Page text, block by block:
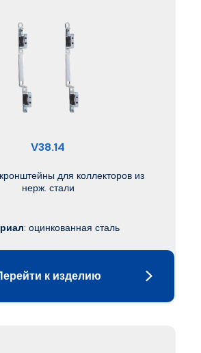
V38.14
для коллекторов из
нерж. стали
: оцинкованная сталь
к изделию